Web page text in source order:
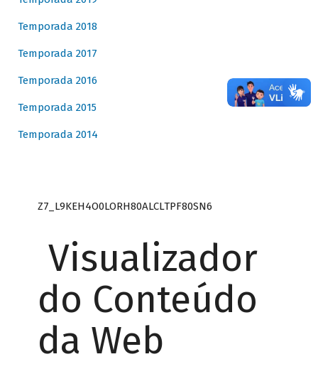
Temporada 2018
Temporada 2017
Temporada 2016
Temporada 2015
Temporada 2014
Z7_L9KEH4O0LORH80ALCLTPF80SN6
Visualizador
do Conteúdo
da Web